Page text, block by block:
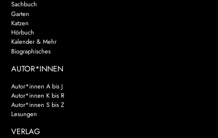
Sachbuch
Garten
Katzen
Hörbuch
Kalender & Mehr
Biographisches
AUTOR*INNEN
Autor*innen A bis J
Autor*innen K bis R
Autor*innen S bis Z
Lesungen
VERLAG